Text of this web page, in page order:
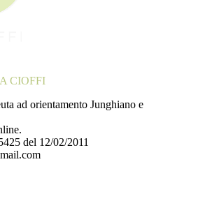
CIOFFI
ad orientamento Junghiano e
del 12/02/2011